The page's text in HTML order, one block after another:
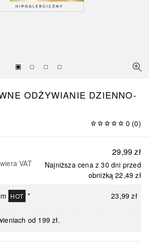
ODŻYWIANIE DZIENNO-
0 (0)
29,99 zł
Najniższa cena z 30 dni przed
obniżką 22,49 zł
VAT
HOT * 23,99 zł
od 199 zł.